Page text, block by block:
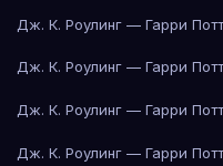
Дж. К. Роулинг — Гарри
Дж. К. Роулинг — Гарри
Дж. К. Роулинг — Гарри
Дж. К. Роулинг — Гарри